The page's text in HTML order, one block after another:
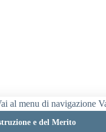
al menu di navigazione
e del Merito